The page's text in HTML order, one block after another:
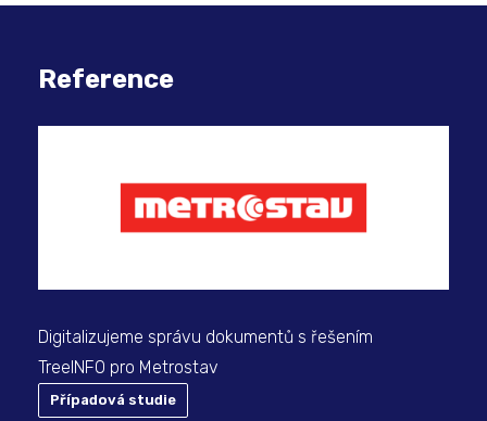
Reference
Digitalizujeme správu dokumentů s řešením
TreeINFO pro Metrostav
Případová studie